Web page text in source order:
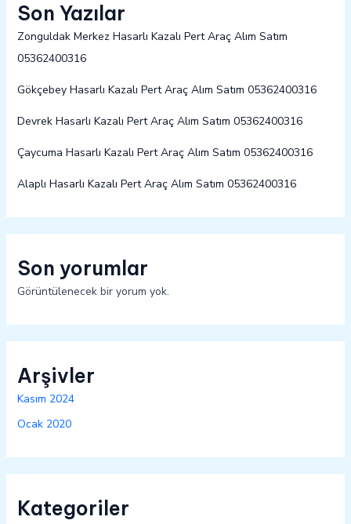
Son Yazılar
Zonguldak Merkez Hasarlı Kazalı Pert Araç Alım Satım
05362400316
Gökçebey Hasarlı Kazalı Pert Araç Alım Satım 05362400316
Devrek Hasarlı Kazalı Pert Araç Alım Satım 05362400316
Çaycuma Hasarlı Kazalı Pert Araç Alım Satım 05362400316
Alaplı Hasarlı Kazalı Pert Araç Alım Satım 05362400316
Son yorumlar
Görüntülenecek bir yorum yok.
Arşivler
Kasım 2024
Ocak 2020
Kategoriler